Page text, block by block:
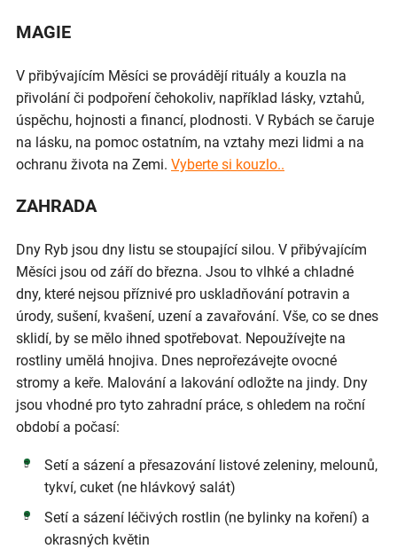
MAGIE
V přibývajícím Měsíci se provádějí rituály a kouzla na
přivolání či podpoření čehokoliv, například lásky, vztahů,
úspěchu, hojnosti a financí, plodnosti. V Rybách se čaruje
na lásku, na pomoc ostatním, na vztahy mezi lidmi a na
ochranu života na Zemi. Vyberte si kouzlo..
ZAHRADA
Dny Ryb jsou dny listu se stoupající silou. V přibývajícím
Měsíci jsou od září do března. Jsou to vlhké a chladné
dny, které nejsou příznivé pro uskladňování potravin a
úrody, sušení, kvašení, uzení a zavařování. Vše, co se dnes
sklidí, by se mělo ihned spotřebovat. Nepoužívejte na
rostliny umělá hnojiva. Dnes neprořezávejte ovocné
stromy a keře. Malování a lakování odložte na jindy. Dny
jsou vhodné pro tyto zahradní práce, s ohledem na roční
období a počasí:
Setí a sázení a přesazování listové zeleniny, melounů,
tykví, cuket (ne hlávkový salát)
Setí a sázení léčivých rostlin (ne bylinky na koření) a
okrasných květin